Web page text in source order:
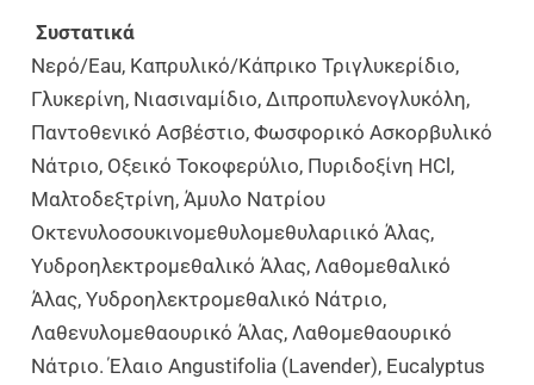
Συστατικά
Νερό/Eau, Καπρυλικό/Κάπρικο Τριγλυκερίδιο,
Γλυκερίνη, Νιασιναμίδιο, Διπροπυλενογλυκόλη,
Παντοθενικό Ασβέστιο, Φωσφορικό Ασκορβυλικό
Νάτριο, Οξεικό Τοκοφερύλιο, Πυριδοξίνη HCl,
Μαλτοδεξτρίνη, Άμυλο Νατρίου
Οκτενυλοσουκινομεθυλομεθυλαριικό Άλας,
Υυδροηλεκτρομεθαλικό Άλας, Λαθομεθαλικό
Άλας, Υυδροηλεκτρομεθαλικό Νάτριο,
Λαθενυλομεθαουρικό Άλας, Λαθομεθαουρικό
Νάτριο. Έλαιο Angustifolia (Lavender), Eucalyptus